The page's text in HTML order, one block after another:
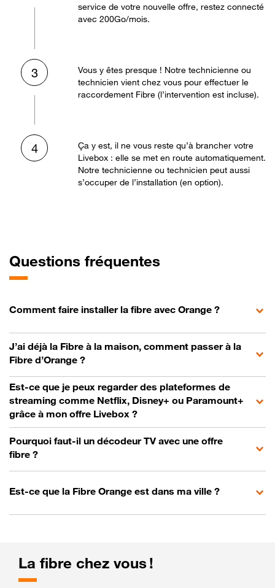
service de votre nouvelle offre, restez connecté
avec 200Go/mois.
3
Vous y êtes presque ! Notre technicienne ou
technicien vient chez vous pour effectuer le
raccordement Fibre (l’intervention est incluse).
4
Ça y est, il ne vous reste qu’à brancher votre
Livebox : elle se met en route automatiquement.
Notre technicienne ou technicien peut aussi
s’occuper de l’installation (en option).
Questions fréquentes
Comment faire installer la fibre avec Orange ?
J’ai déjà la Fibre à la maison, comment passer à la
Fibre d’Orange ?
Est-ce que je peux regarder des plateformes de
streaming comme Netflix, Disney+ ou Paramount+
grâce à mon offre Livebox ?
Pourquoi faut-il un décodeur TV avec une offre
fibre ?
Est-ce que la Fibre Orange est dans ma ville ?
La fibre chez vous !